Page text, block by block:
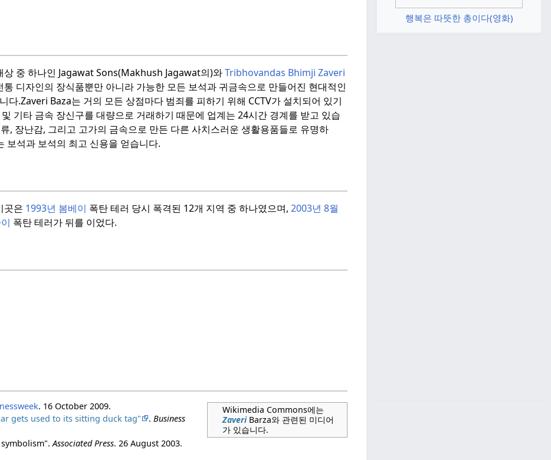
중 하나인 Jagawat Sons(Makhush Jagawat의)와Tribhovandas Bhimji Zaveri
통 디자인의 장식품뿐만 아니라 가능한 모든 보석과 귀금속으로 만들어진 현대적인
다.Zaveri Baza는 거의 모든 상점마다 범죄를 피하기 위해 CCTV가 설치되어 있기
기타 금속 장신구를 대량으로 거래하기 때문에 업계는 24시간 경계를 받고 있습
, 장난감, 그리고 고가의 금속으로 만든 다른 사치스러운 생활용품들로 유명하
보석과 보석의 최고 신용을 얻습니다.
곳은 1993년 봄베이 폭탄 테러 당시 폭격된 12개 지역 중 하나였으며, 2003년 8월
폭탄 테러가 뒤를 이었다.
Wikimedia Commons에는
ZaveriBarza와 관련된 미디어
가 있습니다.
. 16 October 2009.
gets used to its sitting duck tag" .Business
symbolism".Associated Press. 26 August 2003.
행복은 따뜻한 총이다(영화)